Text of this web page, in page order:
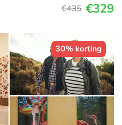
€435 €329
30% korting